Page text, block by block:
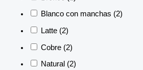
Blanco con manchas (2)
Latte (2)
Cobre (2)
Natural (2)